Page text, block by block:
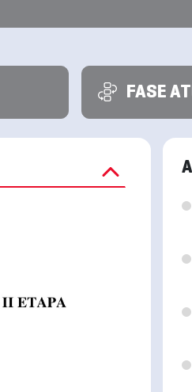
FASE